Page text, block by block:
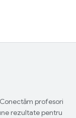
profesori
rezultate pentru